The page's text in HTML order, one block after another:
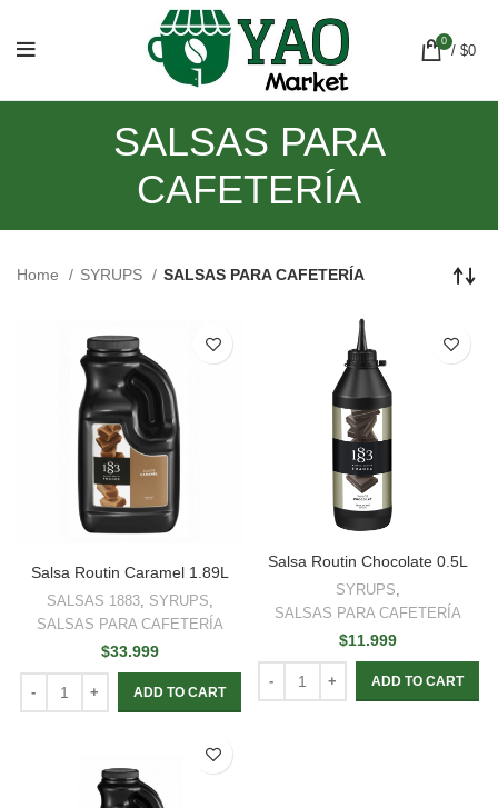
0
/ $0
SALSAS PARA
CAFETERÍA
Home SYRUPS SALSAS PARA CAFETERÍA
Salsa Routin Caramel 1.89L
SALSAS 1883, SYRUPS,
SALSAS PARA CAFETERÍA
$33.999
ADD TO CART
Salsa Routin Chocolate 0.5L
SYRUPS,
SALSAS PARA CAFETERÍA
$11.999
ADD TO CART